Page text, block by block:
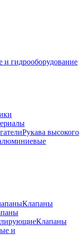
Рукава высокого
Клапаны
Клапаны
и